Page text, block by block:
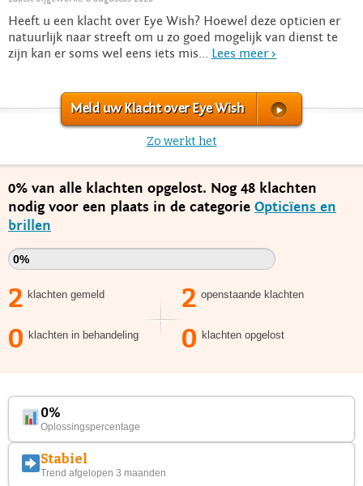
Heeft u een klacht over Eye Wish? Hoewel deze opticien er
natuurlijk naar streeft om u zo goed mogelijk van dienst te
zijn kan er soms wel eens iets mis... Lees meer >
Meld uw Klacht over Eye Wish
Zo werkt het
0% van alle klachten opgelost. Nog 48 klachten
nodig voor een plaats in de categorie Opticïens en
brillen
0%
2 klachten gemeld 2 openstaande klachten
0 klachten in behandeling 0 klachten opgelost
0%
Oplossingspercentage
Stabiel
Trend afgelopen 3 maanden